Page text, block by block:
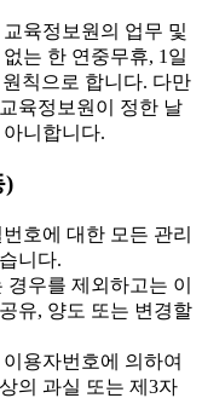
육정보원의 업무 및
는 한 연중무휴, 1일
원칙으로 합니다. 다만
육정보원이 정한 날
니합니다.
)
호에 대한 모든 관리
니다.
우를 제외하고는 이
유, 양도 또는 변경할
용자번호에 의하여
의 과실 또는 제3자